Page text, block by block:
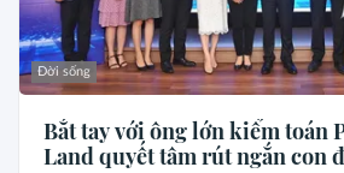
Đời sống
Bắt tay với ông lớn kiểm toán
Land quyết tâm rút ngắn con